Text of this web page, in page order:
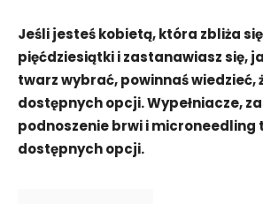
Jeśli jesteś kobietą, która zbliża
pięćdziesiątki i zastanawiasz się,
twarz wybrać, powinnaś wiedzieć,
dostępnych opcji. Wypełniacze,
podnoszenie brwi i microneedling
dostępnych opcji.